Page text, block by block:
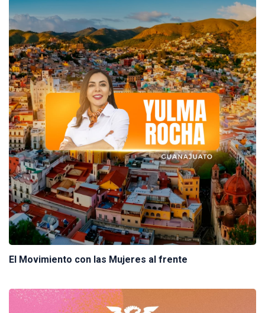
El Movimiento con las Mujeres al frente